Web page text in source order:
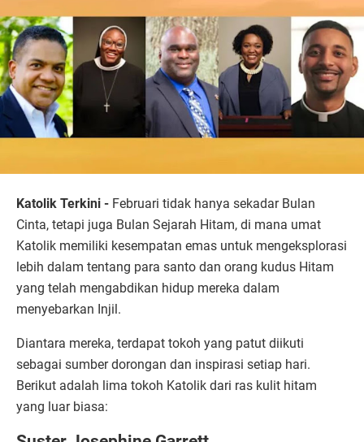
Katolik Terkini - Februari tidak hanya sekadar Bulan
Cinta, tetapi juga Bulan Sejarah Hitam, di mana umat
Katolik memiliki kesempatan emas untuk mengeksplorasi
lebih dalam tentang para santo dan orang kudus Hitam
yang telah mengabdikan hidup mereka dalam
menyebarkan Injil.
Diantara mereka, terdapat tokoh yang patut diikuti
sebagai sumber dorongan dan inspirasi setiap hari.
Berikut adalah lima tokoh Katolik dari ras kulit hitam
yang luar biasa: